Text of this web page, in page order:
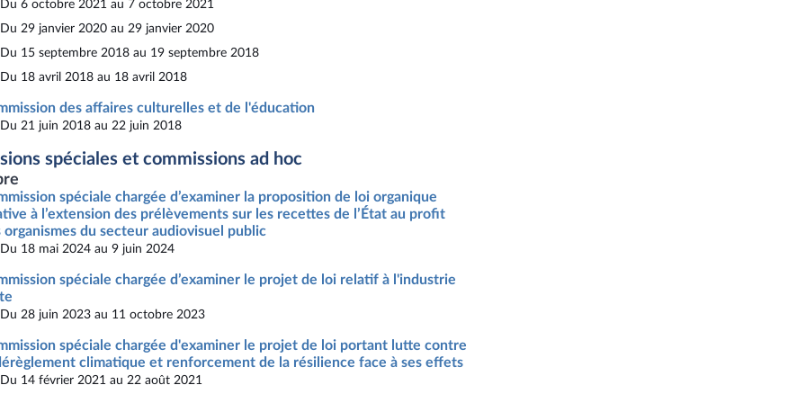
Du 6 octobre 2021 au 7 octobre 2021
Du 29 janvier 2020 au 29 janvier 2020
Du 15 septembre 2018 au 19 septembre 2018
Du 18 avril 2018 au 18 avril 2018
des affaires culturelles et de l'éducation
Du 21 juin 2018 au 22 juin 2018
spéciales et commissions ad hoc
spéciale chargée d’examiner la proposition de loi organique
à l’extension des prélèvements sur les recettes de l’État au profit
organismes du secteur audiovisuel public
Du 18 mai 2024 au 9 juin 2024
spéciale chargée d’examiner le projet de loi relatif à l'industrie
Du 28 juin 2023 au 11 octobre 2023
spéciale chargée d'examiner le projet de loi portant lutte contre
climatique et renforcement de la résilience face à ses effets
Du 14 février 2021 au 22 août 2021